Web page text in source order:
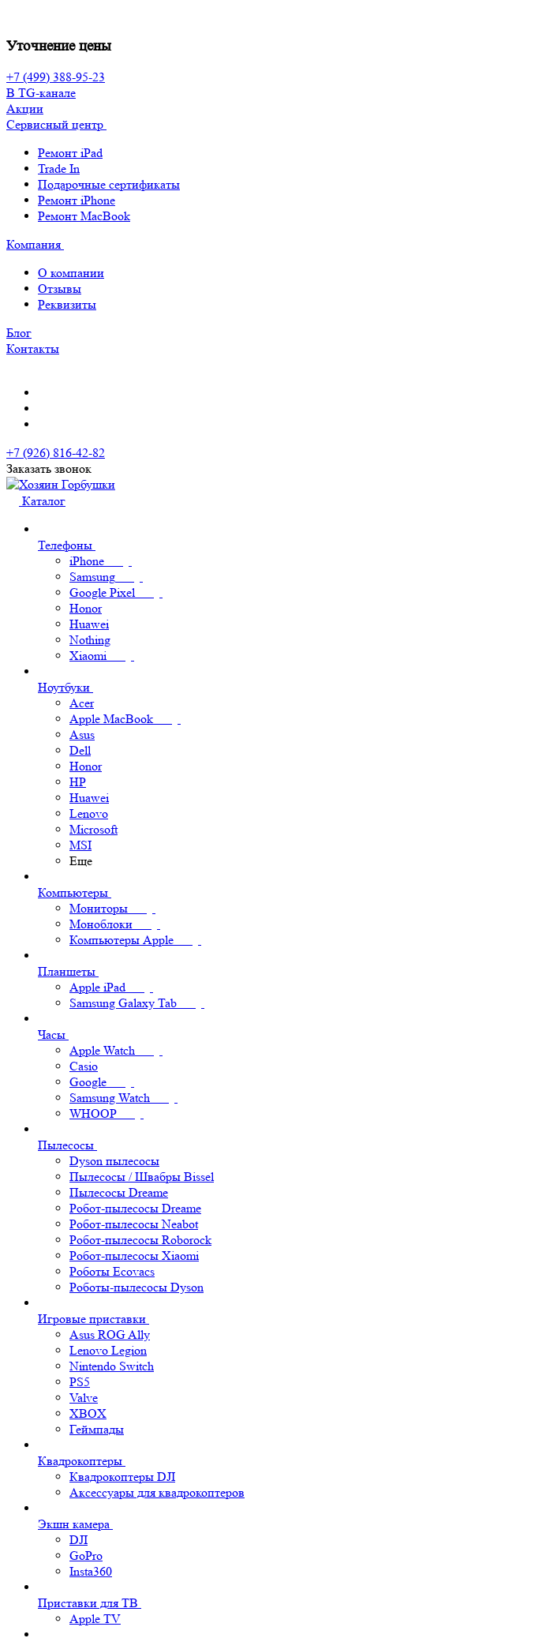
Уточнение цены
+7 (499) 388-95-23
В TG-канале
Акции
Сервисный центр
Ремонт iPad
Trade In
Подарочные сертификаты
Ремонт iPhone
Ремонт MacBook
Компания
О компании
Отзывы
Реквизиты
Блог
Контакты
+7 (926) 816-42-82
Заказать звонок
Каталог
Телефоны
iPhone
Samsung
Google Pixel
Honor
Huawei
Nothing
Xiaomi
Ноутбуки
Acer
Apple MacBook
Asus
Dell
Honor
HP
Huawei
Lenovo
Microsoft
MSI
Еще
Компьютеры
Мониторы
Моноблоки
Компьютеры Apple
Планшеты
Apple iPad
Samsung Galaxy Tab
Часы
Apple Watch
Casio
Google
Samsung Watch
WHOOP
Пылесосы
Dyson пылесосы
Пылесосы / Швабры Bissel
Пылесосы Dreame
Робот-пылесосы Dreame
Робот-пылесосы Neabot
Робот-пылесосы Roborock
Робот-пылесосы Xiaomi
Роботы Ecovacs
Роботы-пылесосы Dyson
Игровые приставки
Asus ROG Ally
Lenovo Legion
Nintendo Switch
PS5
Valve
XBOX
Геймпады
Квадрокоптеры
Квадрокоптеры DJI
Аксессуары для квадрокоптеров
Экшн камера
DJI
GoPro
Insta360
Приставки для ТВ
Apple TV